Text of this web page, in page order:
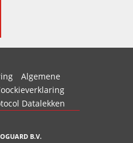
Algemene
Datalekken
B.V.